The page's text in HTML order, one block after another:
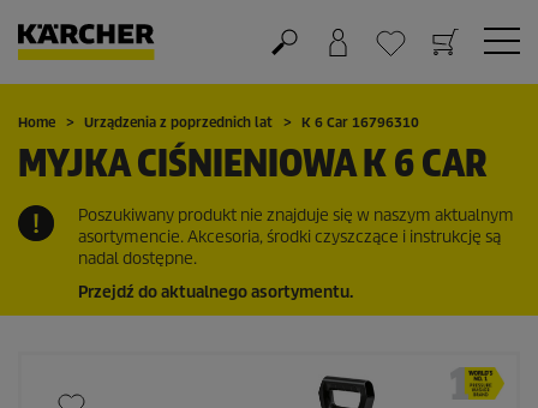
Koszyk
Lista życzeń
Home Urządzenia z poprzednich lat K 6 Car 16796310
MYJKA CIŚNIENIOWA K 6 CAR
Poszukiwany produkt nie znajduje się w naszym aktualnym
asortymencie. Akcesoria, środki czyszczące i instrukcję są
nadal dostępne.
Przejdź do aktualnego asortymentu.